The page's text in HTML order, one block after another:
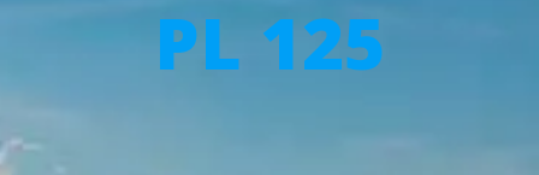
PL 125